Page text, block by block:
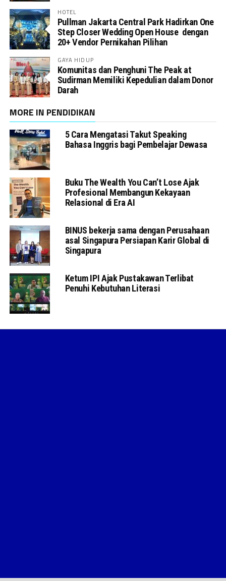
HOTEL
Pullman Jakarta Central Park Hadirkan One
Step Closer Wedding Open House dengan
20+ Vendor Pernikahan Pilihan
GAYA HIDUP
Komunitas dan Penghuni The Peak at
Sudirman Memiliki Kepedulian dalam Donor
Darah
MORE IN PENDIDIKAN
5 Cara Mengatasi Takut Speaking
Bahasa Inggris bagi Pembelajar Dewasa
Buku The Wealth You Can’t Lose Ajak
Profesional Membangun Kekayaan
Relasional di Era AI
BINUS bekerja sama dengan Perusahaan
asal Singapura Persiapan Karir Global di
Singapura
Ketum IPI Ajak Pustakawan Terlibat
Penuhi Kebutuhan Literasi